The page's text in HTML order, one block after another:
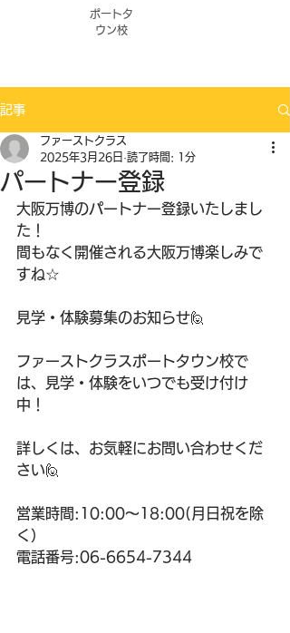
ポートタ
ウン校
記事
パートナー登録
ファーストクラス
2025年3月26日 読了時間: 1分
大阪万博のパートナー登録いたしまし
た！
間もなく開催される大阪万博楽しみで
すね☆
見学・体験募集のお知らせ🙋
ファーストクラスポートタウン校で
は、見学・体験をいつでも受け付け
中！
詳しくは、お気軽にお問い合わせくだ
さい🙋
営業時間:10:00〜18:00(月日祝を除
く）
電話番号:06-6654-7344